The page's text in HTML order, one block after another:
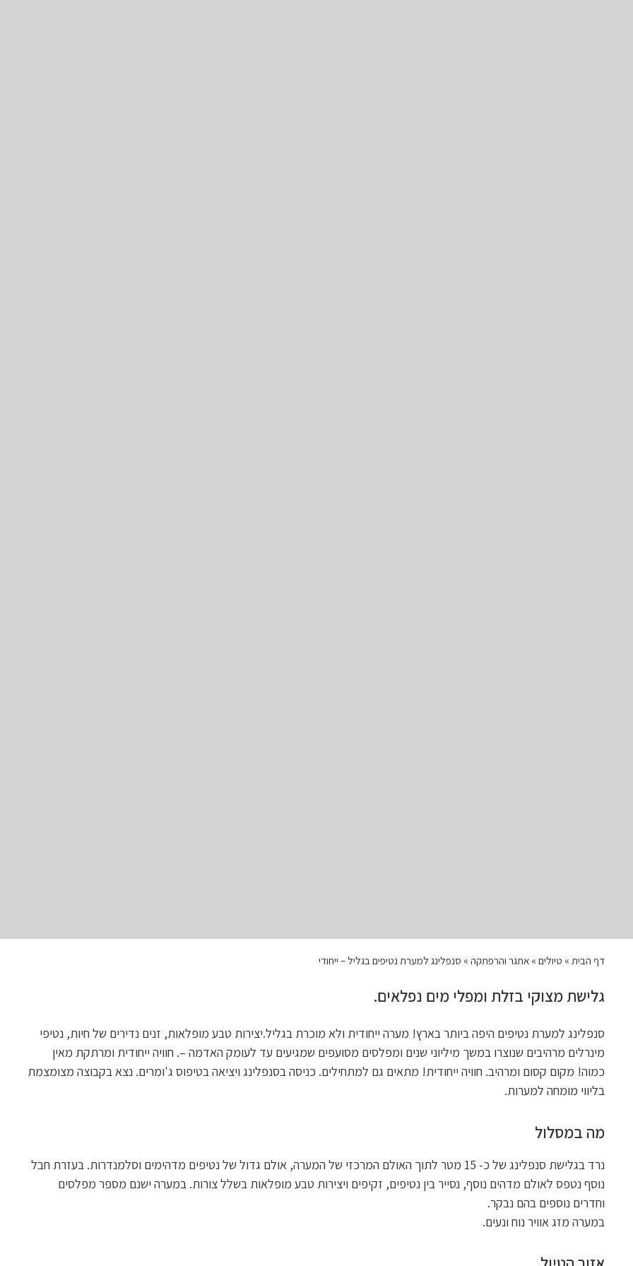
דף הבית » טיולים » אתגר והרפתקה » סנפלינג למערת נטיפים בגליל – ייחודי
גלישת מצוקי בזלת ומפלי מים נפלאים.
סנפלינג למערת נטיפים היפה ביותר בארץ! מערה ייחודית ולא מוכרת בגליל.יצירות טבע מופלאות, זנים נדירים של חיות, נטיפי
מינרלים מרהיבים שנוצרו במשך מיליוני שנים ומפלסים מסועפים שמגיעים עד לעומק האדמה –. חוויה ייחודית ומרתקת מאין
כמוה! מקום קסום ומרהיב. חוויה ייחודית! מתאים גם למתחילים. כניסה בסנפלינג ויציאה בטיפוס ג'ומרים. נצא בקבוצה מצומצמת
בליווי מומחה למערות.
מה במסלול
נרד בגלישת סנפלינג של כ- 15 מטר לתוך האולם המרכזי של המערה, אולם גדול של נטיפים מדהימים וסלמנדרות. בעזרת חבל
נוסף נטפס לאולם מדהים נוסף, נסייר בין נטיפים, זקיפים ויצירות טבע מופלאות בשלל צורות. במערה ישנם מספר מפלסים
וחדרים נוספים בהם נבקר.
במערה מזג אוויר נוח ונעים.